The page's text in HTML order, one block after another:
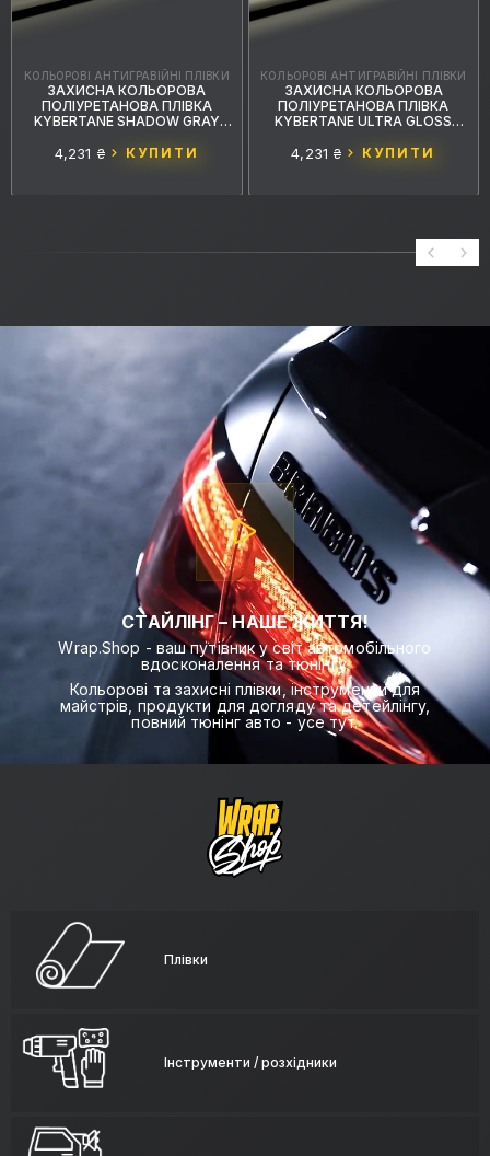
КОЛЬОРОВІ АНТИГРАВІЙНІ ПЛІВКИ
ЗАХИСНА КОЛЬОРОВА
ПОЛІУРЕТАНОВА ПЛІВКА
KYBERTANE SHADOW GRAY
4,231 ₴ КУПИТИ
КОЛЬОРОВІ АНТИГРАВІЙНІ ПЛІВКИ
ЗАХИСНА КОЛЬОРОВА
ПОЛІУРЕТАНОВА ПЛІВКА
KYBERTANE ULTRA GLOSS
1.52MX15M
4,231 ₴ КУПИТИ
СТАЙЛІНГ – НАШЕ ЖИТТЯ!
Wrap.Shop - ваш путівник у світ автомобільного
вдосконалення та тюнінгу.
Кольорові та захисні плівки, інструменти для
майстрів, продукти для догляду та детейлінгу,
повний тюнінг авто - усе тут.
Плівки
Інструменти / розхідники